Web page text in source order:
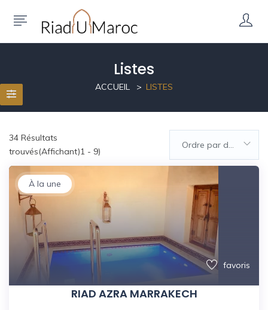
Listes
ACCUEIL LISTES
34 Résultats
trouvés(Affichant)1 - 9)
Ordre par défaut
À la une
favoris
RIAD AZRA MARRAKECH